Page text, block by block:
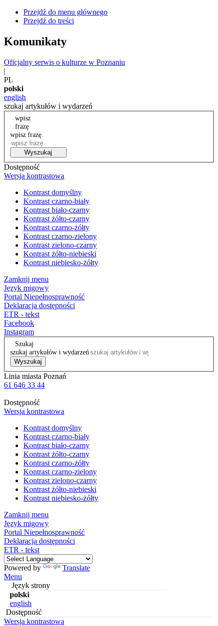
Przejdź do menu głównego
Przejdź do treści
Komunikaty
Oficjalny serwis o kulturze w Poznaniu
|
PL
polski
english
szukaj artykułów i wydarzeń
wpisz
frazę
wpisz frazę
Wyszukaj
Dostępność
Wersja kontrastowa
Kontrast domyślny
Kontrast czarno-biały
Kontrast biało-czarny
Kontrast żółto-czarny
Kontrast czarno-żółty
Kontrast czarno-zielony
Kontrast zielono-czarny
Kontrast żółto-niebieski
Kontrast niebiesko-żółty
Zamknij menu
Język migowy
Portal Niepełnosprawność
Deklaracja dostępności
ETR - tekst
Facebook
Instagram
Szukaj
szukaj artykułów i wydarzeń
Wyszukaj
Linia miasta Poznań
61 646 33 44
Dostępność
Wersja kontrastowa
Kontrast domyślny
Kontrast czarno-biały
Kontrast biało-czarny
Kontrast żółto-czarny
Kontrast czarno-żółty
Kontrast czarno-zielony
Kontrast zielono-czarny
Kontrast żółto-niebieski
Kontrast niebiesko-żółty
Zamknij menu
Język migowy
Portal Niepełnosprawność
Deklaracja dostępności
ETR - tekst
Powered by
Translate
Menu
Język strony
polski
english
Dostępność
Wersja kontrastowa